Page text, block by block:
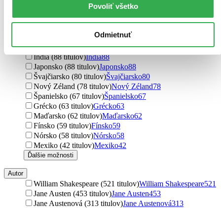
Povoliť všetko
Odmietnuť
Holandsko (129 titulov)Holandsko
Rakúsko (127 titulov)Rakúsko127
Ukrajina (104 titulov)Ukrajina104
Švédsko (92 titulov)Švédsko92
India (88 titulov)India88
Japonsko (88 titulov)Japonsko88
Švajčiarsko (80 titulov)Švajčiarsko80
Nový Zéland (78 titulov)Nový Zéland78
Španielsko (67 titulov)Španielsko67
Grécko (63 titulov)Grécko63
Maďarsko (62 titulov)Maďarsko62
Fínsko (59 titulov)Fínsko59
Nórsko (58 titulov)Nórsko58
Mexiko (42 titulov)Mexiko42
Ďalšie možnosti
Autor
William Shakespeare (521 titulov)William Shakespeare521
Jane Austen (453 titulov)Jane Austen453
Jane Austenová (313 titulov)Jane Austenová313